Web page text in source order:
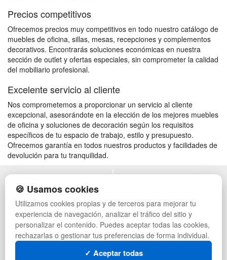
Precios competitivos
Ofrecemos precios muy competitivos en todo nuestro catálogo de
muebles de oficina, sillas, mesas, recepciones y complementos
decorativos. Encontrarás soluciones económicas en nuestra
sección de outlet y ofertas especiales, sin comprometer la calidad
del mobiliario profesional.
Excelente servicio al cliente
Nos comprometemos a proporcionar un servicio al cliente
excepcional, asesorándote en la elección de los mejores muebles
de oficina y soluciones de decoración según los requisitos
específicos de tu espacio de trabajo, estilo y presupuesto.
Ofrecemos garantía en todos nuestros productos y facilidades de
devolución para tu tranquilidad.
CONDICIONES DE USO
CAMBIOS Y DEVOLUCIONES
CONTACTO
QUIENES SOMOS
MAPA WEB
PREGUNTAS FRECUENTES
MUEBLES VINTAGE
TIENDA DE DEPORTES
MUEBLES HOSTELERÍA
SUMINISTROS HOSTELERÍA
MUEBLES CON PALETS
LOTES DE NAVIDAD
🍪 Usamos cookies
Utilizamos cookies propias y de terceros para mejorar tu
experiencia de navegación, analizar el tráfico del sitio y
personalizar el contenido. Puedes aceptar todas las cookies,
rechazarlas o gestionar tus preferencias de forma individual.
✓ Aceptar todas